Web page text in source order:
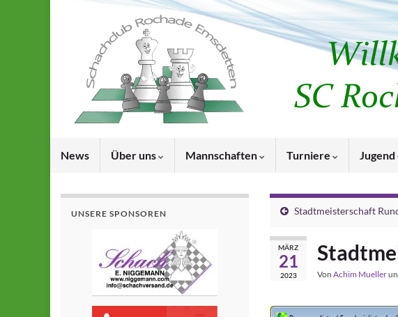
News Über uns Mannschaften Turniere Jugend
Stadtmeisterschaft
MÄRZ
21
2023 Von Achim Mueller
UNSERE SPONSOREN